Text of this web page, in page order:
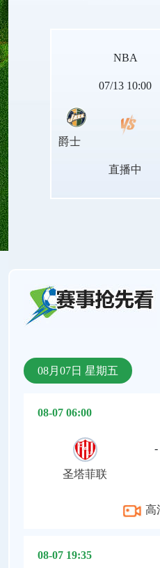
连胜纪录、NBA最新
的时间还给看球！
NBA
07/13 10:00
爵士
直播中
08月07日 星期五
08-07 06:00
圣塔菲联
-
高
08-07 19:35